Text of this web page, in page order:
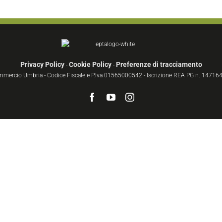
Privacy Policy- Cookie Policy- Preferenze di tracciamento
Umbria - Codice Fiscale e P.Iva 01565000542 - Iscrizione REA PG n.
Facebook
YouTubeInstagram